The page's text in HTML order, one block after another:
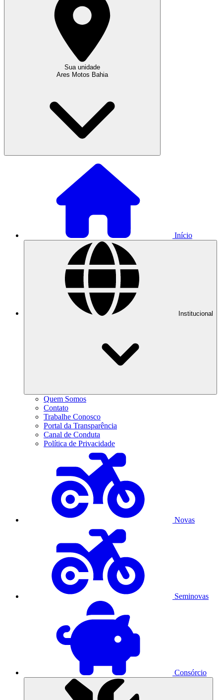
Sua unidade
Ares Motos Bahia
Início
Institucional
Quem Somos
Contato
Trabalhe Conosco
Portal da Transparência
Canal de Conduta
Política de Privacidade
Novas
Seminovas
Consórcio